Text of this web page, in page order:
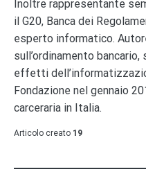
Inoltre rappresentante
il G20, Banca dei
esperto informatico.
sull’ordinamento
effetti
Fondazione nel gennaio
carceraria in Italia.
Articolo creato 19